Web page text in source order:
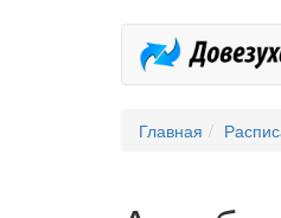
Главная